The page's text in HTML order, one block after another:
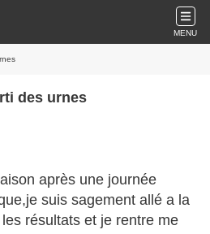
MENU
des urnes
après une journée
suis sagement allé a la
résultats et je rentre me